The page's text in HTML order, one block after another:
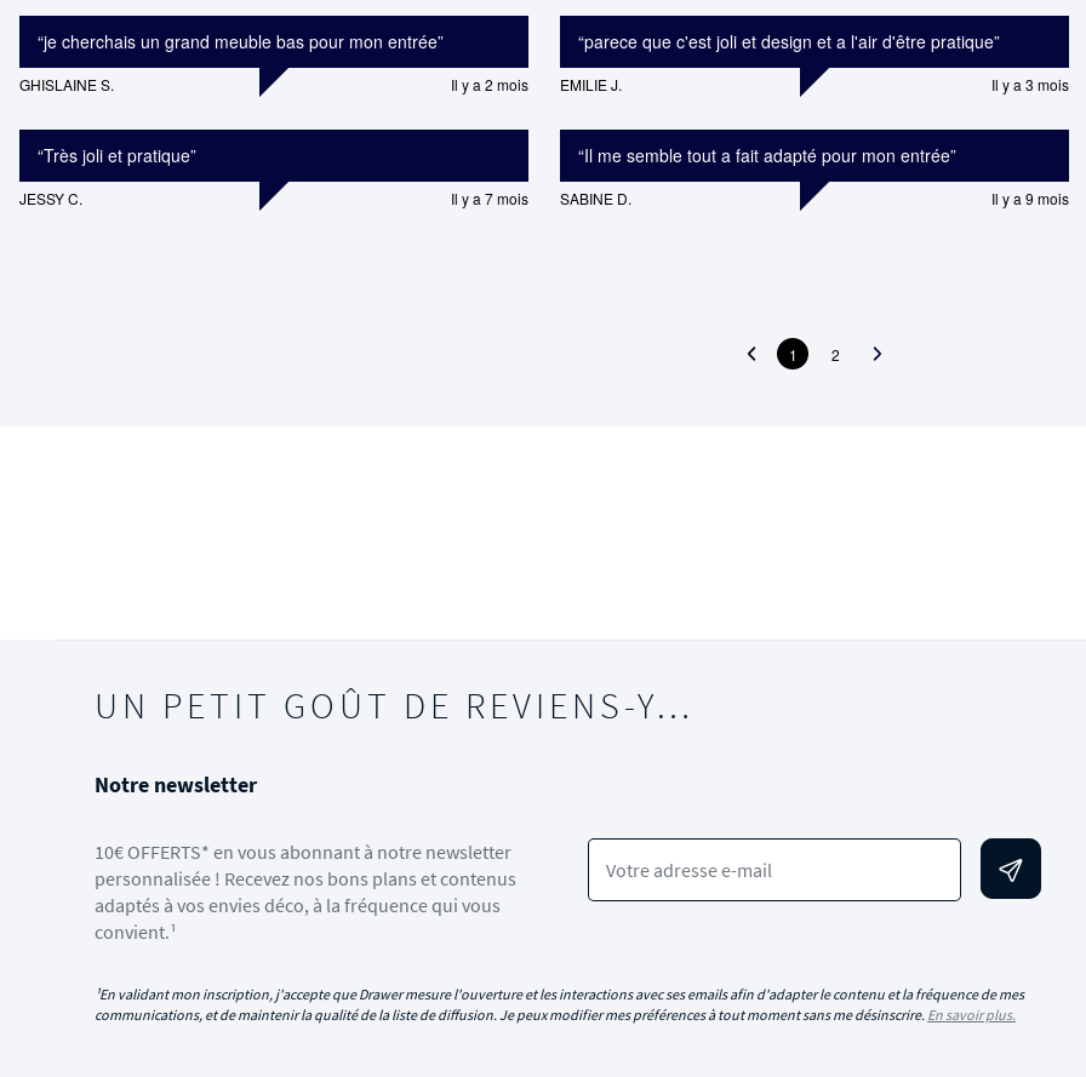
“je cherchais un grand meuble bas pour mon entrée”
GHISLAINE S. Il y a 2 mois
“Très joli et pratique”
JESSY C. Il y a 7 mois
“parece que c'est joli et design et a l'air d'être pratique”
EMILIE J. Il y a 3 mois
“Il me semble tout a fait adapté pour mon entrée”
SABINE D. Il y a 9 mois
1 2
UN PETIT GOÛT DE REVIENS-Y…
Notre newsletter
10€ OFFERTS* en vous abonnant à notre newsletter
personnalisée ! Recevez nos bons plans et contenus
adaptés à vos envies déco, à la fréquence qui vous
convient.¹
Votre adresse e-mail
¹En validant mon inscription, j'accepte que Drawer mesure l'ouverture et les interactions avec ses emails afin d'adapter le contenu et la fréquence de mes
communications, et de maintenir la qualité de la liste de diffusion. Je peux modifier mes préférences à tout moment sans me désinscrire. En savoir plus.